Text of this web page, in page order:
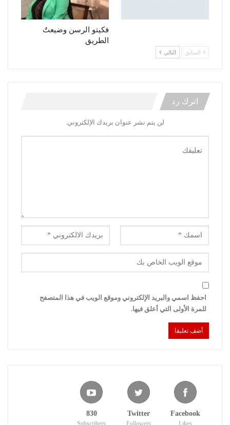
فكيتو الرسن وضيعتٌ
الطريق
السابق التالي
اترك رد
لن يتم نشر عنوان بريدك الإلكتروني.
احفظ اسمي والبريد الإلكتروني وموقع الويب في هذا المتصفح
للمرة الأولى التي أعلق فيها.
Facebook
Likes
Twitter
Followers
830
Subscribers